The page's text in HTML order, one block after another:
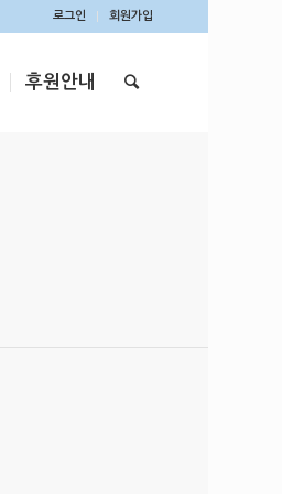
로그인 회원가입
후원안내